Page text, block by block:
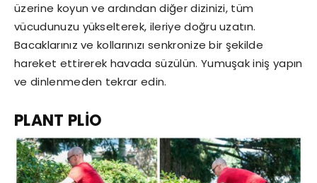
üzerine koyun ve ardından diğer dizinizi, tüm
vücudunuzu yükselterek, ileriye doğru uzatın.
Bacaklarınız ve kollarınızı senkronize bir şekilde
hareket ettirerek havada süzülün. Yumuşak iniş yapın
ve dinlenmeden tekrar edin.
PLANT PLİO